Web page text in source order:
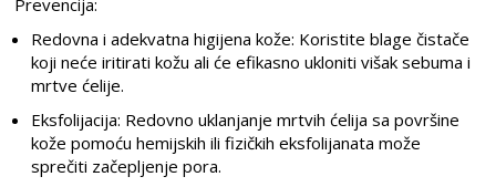
Redovna i adekvatna higijena kože: Koristite blage čistače
koji neće iritirati kožu ali će efikasno ukloniti višak sebuma i
mrtve ćelije.
Eksfolijacija: Redovno uklanjanje mrtvih ćelija sa površine
kože pomoću hemijskih ili fizičkih eksfolijanata može
sprečiti začepljenje pora.